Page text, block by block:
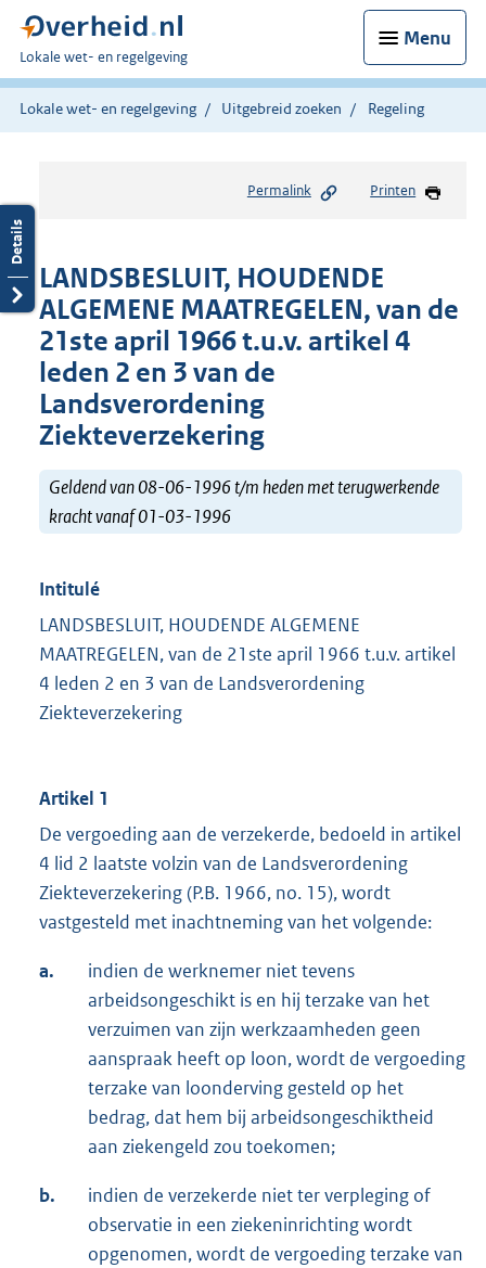
Menu
U
bent
hier:
Lokale wet- en regelgeving
Lokale wet- en regelgeving Uitgebreid zoeken Regeling
Permalink Printen
LANDSBESLUIT, HOUDENDE
ALGEMENE MAATREGELEN, van de
21ste april 1966 t.u.v. artikel 4
leden 2 en 3 van de
Landsverordening
Ziekteverzekering
Geldend van 08-06-1996 t/m heden met terugwerkende
kracht vanaf 01-03-1996
Intitulé
LANDSBESLUIT, HOUDENDE ALGEMENE
MAATREGELEN, van de 21ste april 1966 t.u.v. artikel
4 leden 2 en 3 van de Landsverordening
Ziekteverzekering
Artikel 1
De vergoeding aan de verzekerde, bedoeld in artikel
4 lid 2 laatste volzin van de Landsverordening
Ziekteverzekering (P.B. 1966, no. 15), wordt
vastgesteld met inachtneming van het volgende:
a.
indien de werknemer niet tevens
arbeidsongeschikt is en hij terzake van het
verzuimen van zijn werkzaamheden geen
aanspraak heeft op loon, wordt de vergoeding
terzake van loonderving gesteld op het
bedrag, dat hem bij arbeidsongeschiktheid
aan ziekengeld zou toekomen;
b.
indien de verzekerde niet ter verpleging of
observatie in een ziekeninrichting wordt
opgenomen, wordt de vergoeding terzake van